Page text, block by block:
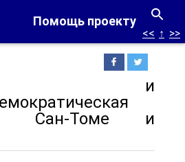
Помощь проекту
<< ↑ >>
и
Сан-Томе и